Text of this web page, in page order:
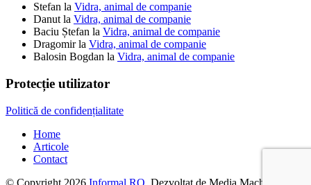
Stefan la Vidra, animal de companie
Danut la Vidra, animal de companie
Baciu Ștefan la Vidra, animal de companie
Dragomirla Vidra, animal de companie
Balosin Bogdan la Vidra, animal de companie
Protecție utilizator
Politică de confidențialitate
Home
Articole
Contact
© Copyright 2026 Informal.RO . Dezvoltat de Media Machine